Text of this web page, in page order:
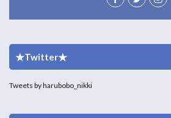
★Twitter★
Tweets by harubobo_nikki